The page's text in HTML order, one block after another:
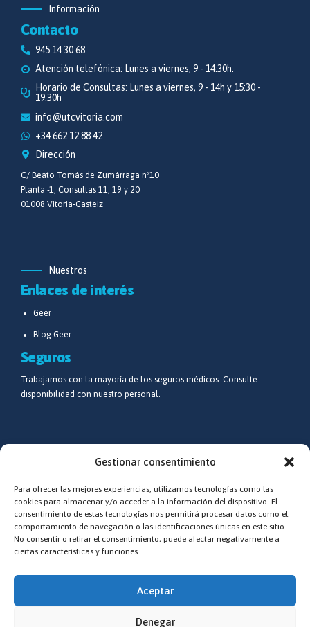
Gestionar consentimiento
Para ofrecer las mejores experiencias, utilizamos tecnologías como las
cookies para almacenar y/o acceder a la información del dispositivo. El
consentimiento de estas tecnologías nos permitirá procesar datos como el
comportamiento de navegación o las identificaciones únicas en este sitio.
No consentir o retirar el consentimiento, puede afectar negativamente a
ciertas características y funciones.
Aceptar
Denegar
Información
Contacto
945 14 30 68
Atención telefónica: Lunes a viernes, 9 - 14:30h.
Horario de Consultas: Lunes a viernes, 9 - 14h y 15:30 -
19:30h
info@utcvitoria.com
+34 662 12 88 42
Dirección
C/ Beato Tomás de Zumárraga nº10
Planta -1, Consultas 11, 19 y 20
01008 Vitoria-Gasteiz
Nuestros
Enlaces de interés
Geer
Blog Geer
Seguros
Trabajamos con la mayoría de los seguros médicos. Consulte
disponibilidad con nuestro personal.
Estamos epecialmente activos en Facebook e Instagram
© UTCvitoria